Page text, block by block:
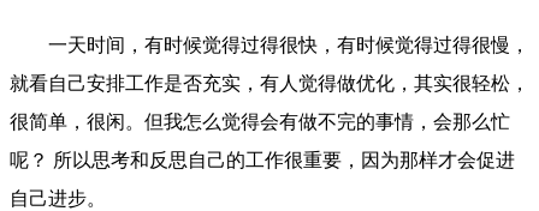
一天时间，有时候觉得过得很快，有时候觉得过得很慢，
就看自己安排工作是否充实，有人觉得做优化，其实很轻松，
很简单，很闲。但我怎么觉得会有做不完的事情，会那么忙
呢？ 所以思考和反思自己的工作很重要，因为那样才会促进
自己进步。